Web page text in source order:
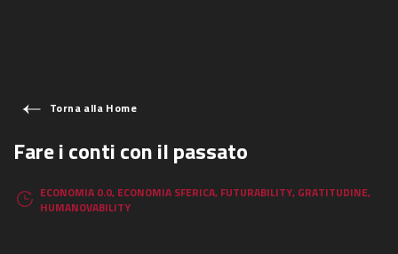
Torna alla Home
Fare i conti con il passato
ECONOMIA 0.0, ECONOMIA SFERICA, FUTURABILITY, GRATITUDINE,
HUMANOVABILITY